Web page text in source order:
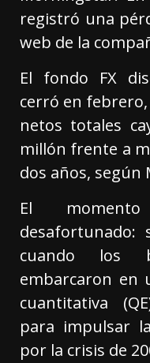
registró una
web de la
El fondo FX
cerró en
netos totales
millón frente a
dos años,
El
desafortunado:
cuando los
embarcaron en
cuantitativa
para impulsar
por la crisis de